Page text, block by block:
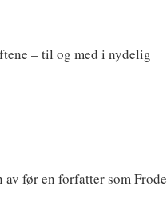
– til og med i nydelig
før en forfatter som Frode